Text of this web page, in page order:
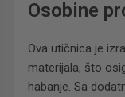
Osobine
Ova utičnica je
materijala, što
habanje. Sa